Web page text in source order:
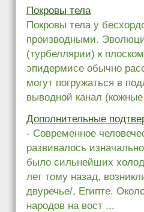
Покровы тела
Покровы тела у
производными.
(турбеллярии) к
эпидермисе обычно
могут погружаться в
выводной канал
Дополнительные
- Современное
развивалось
было сильнейших
лет тому назад,
двуречье/, Египте.
народов на вост ...